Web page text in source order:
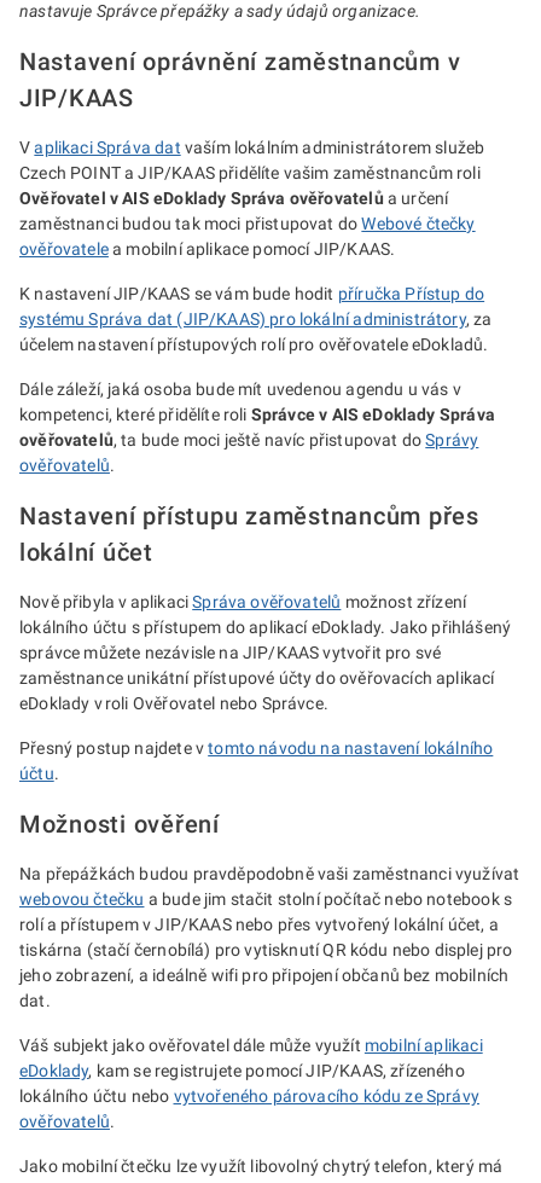
nastavuje Správce přepážky a sady údajů organizace.
Nastavení oprávnění zaměstnancům v
JIP/KAAS
Vaplikaci Správa dat vaším lokálním administrátorem služeb
Czech POINT a JIP/KAAS přidělíte vašim zaměstnancům roli
Ověřovatel v AIS eDoklady Správa ověřovatelů a určení
zaměstnanci budou tak moci přistupovat doWebové čtečky
ověřovatelea mobilní aplikace pomocí JIP/KAAS.
K nastavení JIP/KAAS se vám bude hodit příručka Přístup do
systému Správa dat (JIP/KAAS) pro lokální administrátory, za
účelem nastavení přístupových rolí pro ověřovatele eDokladů.
Dále záleží, jaká osoba bude mít uvedenou agendu u vás v
kompetenci, které přidělíte roli Správce v AIS eDoklady Správa
ověřovatelů, ta bude moci ještě navíc přistupovat doSprávy
ověřovatelů.
Nastavení přístupu zaměstnancům přes
lokální účet
Nově přibyla v aplikaciSpráva ověřovatelů možnost zřízení
lokálního účtu s přístupem do aplikací eDoklady. Jako přihlášený
správce můžete nezávisle na JIP/KAAS vytvořit pro své
zaměstnance unikátní přístupové účty do ověřovacích aplikací
eDoklady v roli Ověřovatel nebo Správce.
Přesný postup najdete vtomto návodu na nastavení lokálního
účtu.
Možnosti ověření
Na přepážkách budou pravděpodobně vaši zaměstnanci využívat
webovou čtečku a bude jim stačit stolní počítač nebo notebook s
rolí a přístupem v JIP/KAAS nebo přes vytvořený lokální účet, a
tiskárna (stačí černobílá) pro vytisknutí QR kódu nebo displej pro
jeho zobrazení, a ideálně wifi pro připojení občanů bez mobilních
dat.
Váš subjekt jako ověřovatel dále může využít mobilní aplikaci
eDoklady, kam se registrujete pomocí JIP/KAAS, zřízeného
lokálního účtu nebo vytvořeného párovacího kódu ze Správy
ověřovatelů.
Jako mobilní čtečku lze využít libovolný chytrý telefon, který má